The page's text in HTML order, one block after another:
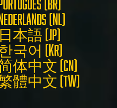
(BR)
(NL)
日本語 (JP)
국어 (KR)
体中文 (CN)
體中文 (TW)